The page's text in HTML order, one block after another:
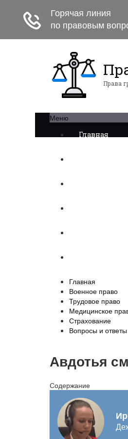
Права
Меню
Главная
Главная
Военное право
Трудовое право
Медицинское
Страхование
Вопросы и ответы
Авдотья
Содержание